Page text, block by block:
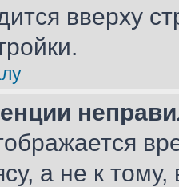
вверху
а не к